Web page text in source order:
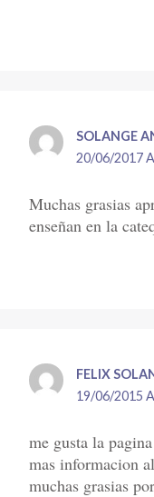
SOLANGE
20/06/2017
Muchas grasias
enseñan en la
FELIX
19/06/2015
me gusta la
mas informacion
muchas grasias